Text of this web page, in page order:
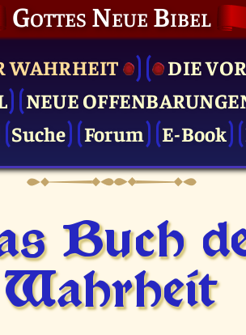
Gottes Neue Bibel
WAHRHEIT
DIE
NEUE
Suche Forum E-Book
Buch
Wahrheit